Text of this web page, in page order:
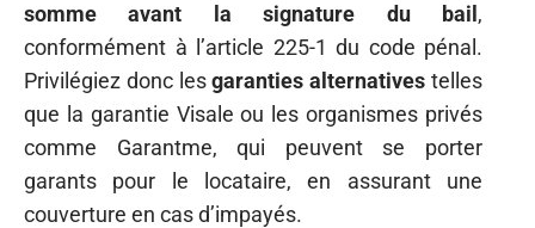
somme avant la signature du bail ,
conformément à l’article 225-1 du code pénal.
Privilégiez donc lesgaranties alternatives telles
que la garantie Visale ou les organismes privés
comme Garantme, qui peuvent se porter
garants pour le locataire, en assurant une
couverture en cas d’impayés.